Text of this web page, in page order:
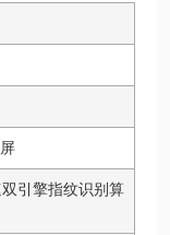
引擎指纹识别算